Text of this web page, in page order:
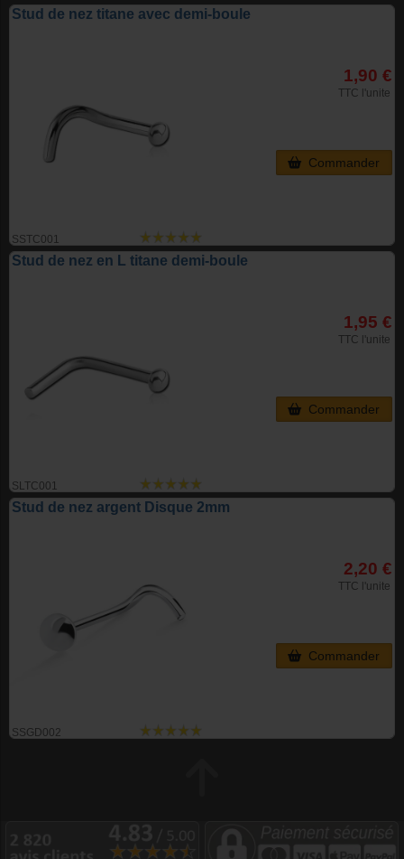
Stud de nez titane avec demi-boule
SSTC001
1,90 €
TTC l'unite
Commander
Stud de nez en L titane demi-boule
SLTC001
1,95 €
TTC l'unite
Commander
Stud de nez argent Disque 2mm
SSGD002
2,20 €
TTC l'unite
Commander